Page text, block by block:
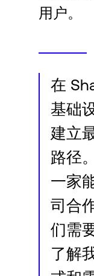
用户。
在
基础
建立
路径
一家
司合
们需
了解